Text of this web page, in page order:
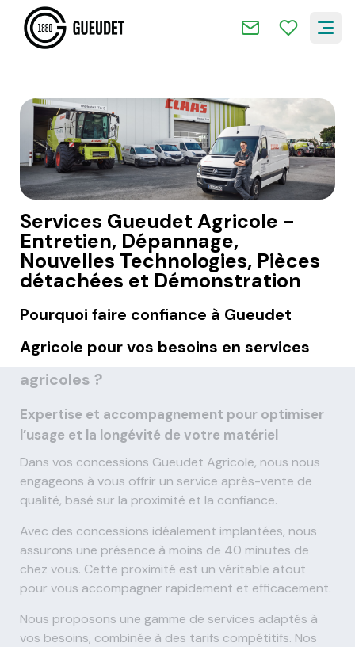
Services Gueudet Agricole -
Entretien, Dépannage,
Nouvelles Technologies, Pièces
détachées et Démonstration
Pourquoi faire confiance à Gueudet
Agricole pour vos besoins en services
agricoles ?
Expertise et accompagnement pour optimiser
l’usage et la longévité de votre matériel
Dans vos concessions Gueudet Agricole, nous nous
engageons à vous offrir un service après-vente de
qualité, basé sur la proximité et la confiance.
Avec des concessions idéalement implantées, nous
assurons une présence à moins de 40 minutes de
chez vous. Cette proximité est un véritable atout
pour vous accompagner rapidement et efficacement.
Nous proposons une gamme de services adaptés à
vos besoins, combinée à des tarifs compétitifs. Nos